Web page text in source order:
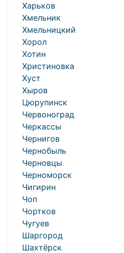
Харьков
Хмельник
Хмельницкий
Хорол
Хотин
Христиновка
Хуст
Хыров
Цюрупинск
Червоноград
Черкассы
Чернигов
Чернобыль
Черновцы
Черноморск
Чигирин
Чоп
Чортков
Чугуев
Шаргород
Шахтёрск